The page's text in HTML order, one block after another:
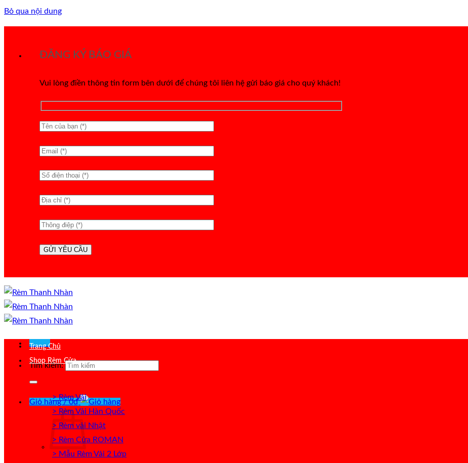
Bỏ qua nội dung
ĐĂNG KÝ BÁO GIÁ
Vui lòng điền thông tin form bên dưới để chúng tôi liên hệ gửi báo giá cho quý khách!
Menu
Tìm kiếm:
Giỏ hàng /0₫
Trang Chủ
Shop Rèm Cửa
> Rèm Vải
> Rèm Vải Hàn Quốc
> Rèm vải Nhật
> Rèm Cửa ROMAN
> Mẫu Rèm Vải 2 Lớp